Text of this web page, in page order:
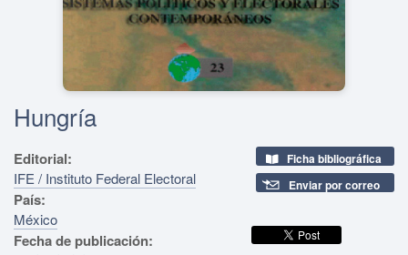
Hungría
Editorial:
IFE / Instituto Federal Electoral
País:
México
Fecha de publicación:
Ficha bibliográfica
Enviar por correo